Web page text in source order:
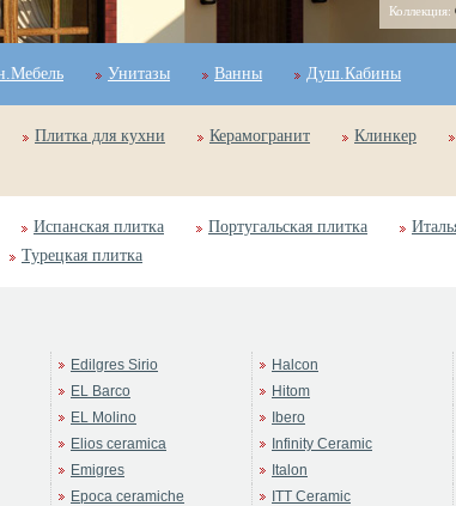
Коллекция:
Унитазы Ванны Душ.Кабины
Плитка для кухни Керамогранит Клинкер
Испанская плитка Португальская плитка
Турецкая плитка
Edilgres Sirio
EL Barco
EL Molino
Elios ceramica
Emigres
Epoca ceramiche
Halcon
Hitom
Ibero
Infinity Ceramic
Italon
ITT Ceramic